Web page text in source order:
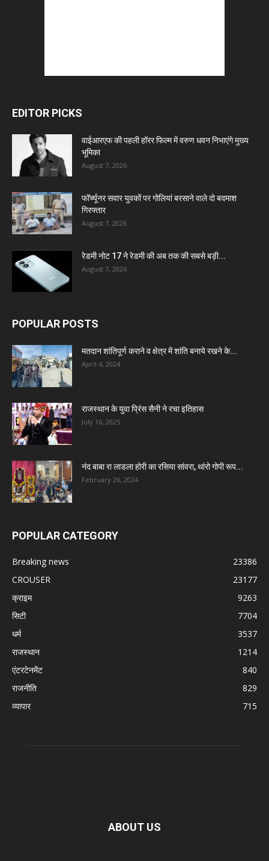
EDITOR PICKS
वाईआरएफ की पहली हॉरर फिल्म में वरुण धवन निभाएंगे मुख्य
भूमिका
August 7, 2026
फॉर्च्यूनर सवार युवकों पर गोलियां बरसाने वाले दो बदमाश
गिरफ्तार
August 7, 2026
रेडमी नोट 17 ने रेडमी की अब तक की सबसे बड़ी...
August 7, 2026
POPULAR POSTS
मतदान शांतिपूर्ण कराने व क्षेत्र में शांति बनाये रखने के...
April 4, 2024
राजस्थान के युवा प्रिंस सैनी ने रचा इतिहास
July 16, 2025
नंद बाबा रा लाडला होरी का रसिया सांवरा, थांरो गोपी रूप...
February 26, 2024
POPULAR CATEGORY
Breaking news
23386
CROUSER
23177
क्राइम
9263
सिटी
7704
धर्म
3537
राजस्थान
1214
एंटरटेनमेंट
840
राजनीति
829
व्यापार
715
ABOUT US